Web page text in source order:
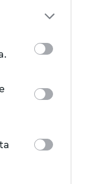
personal
by us to
it to